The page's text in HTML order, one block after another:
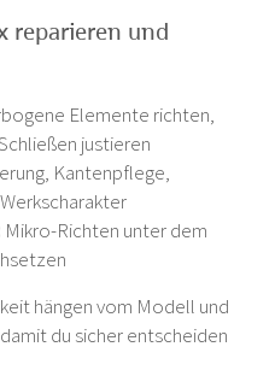
reparieren und
Elemente richten,
justieren
Kantenpflege,
Mikro-Richten unter dem
hängen vom Modell und
du sicher entscheiden